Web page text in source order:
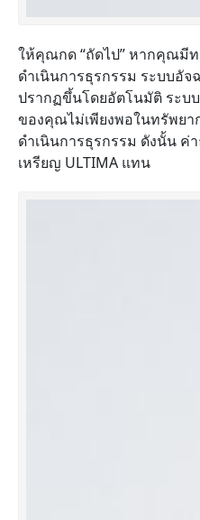
ให้คุณกด “ถัดไป” หากคุณมี
ดำเนินการธุรกรรม ระบบอัจ
ปรากฏขึ้นโดยอัตโนมัติ ระบ
ของคุณไม่เพียงพอในทรัพยา
ดำเนินการธุรกรรม ดังนั้น ค่
เหรียญ ULTIMA แทน